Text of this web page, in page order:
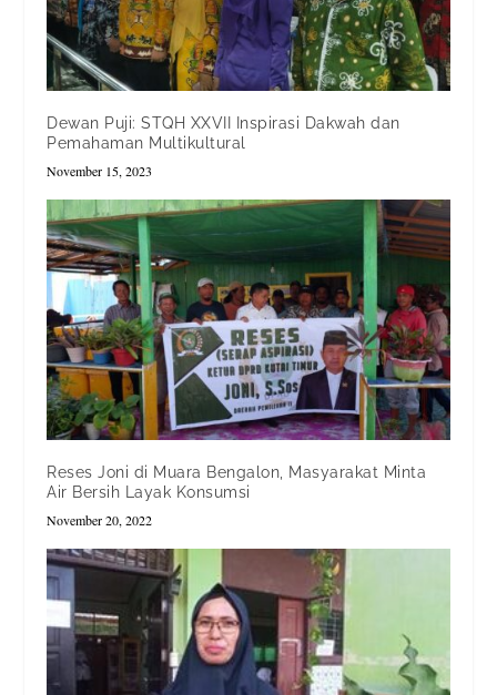
Dewan Puji: STQH XXVII Inspirasi Dakwah dan
Pemahaman Multikultural
November 15, 2023
Reses Joni di Muara Bengalon, Masyarakat Minta
Air Bersih Layak Konsumsi
November 20, 2022